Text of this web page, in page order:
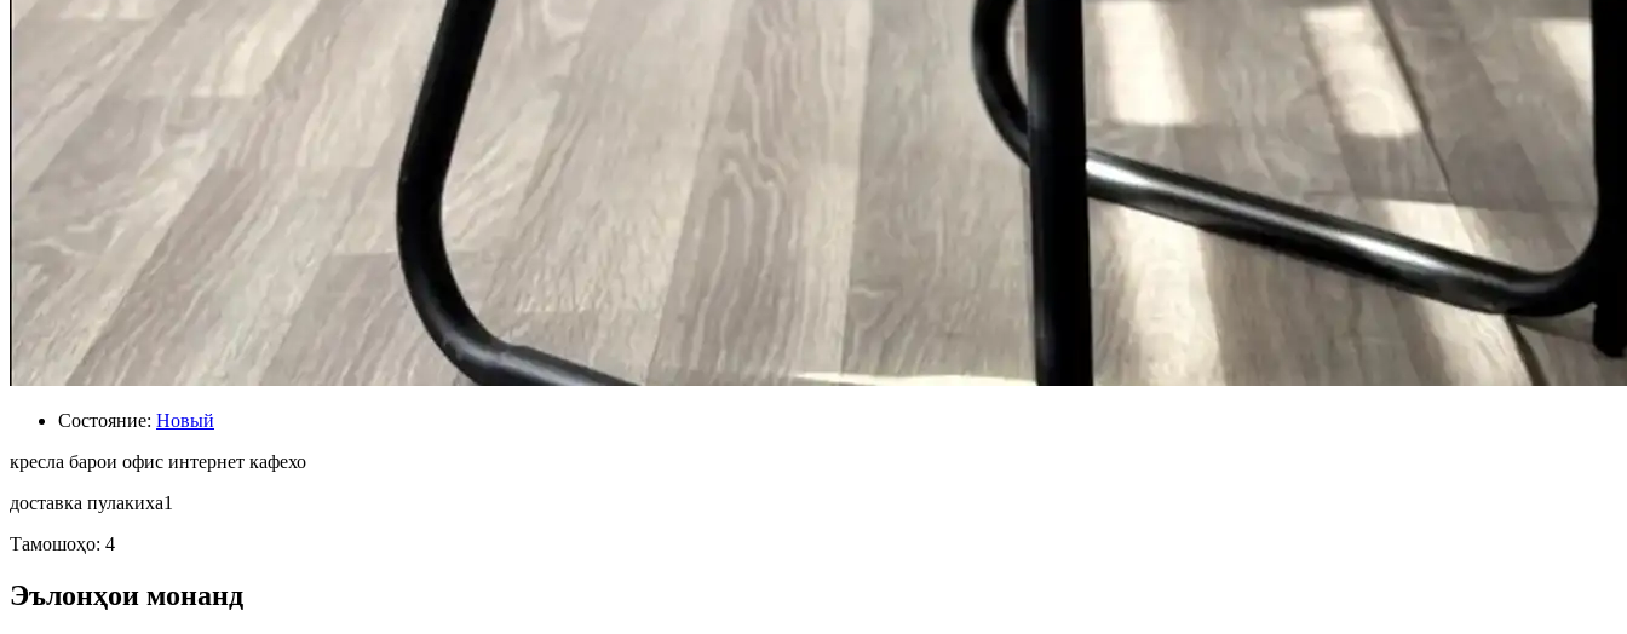
Состояние: Новый
кресла барои офис интернет кафехо
доставка пулакиха1
Тамошоҳо: 4
Эълонҳои монанд